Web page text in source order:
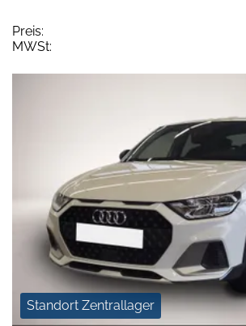
Preis:
MWSt:
Standort Zentrallager